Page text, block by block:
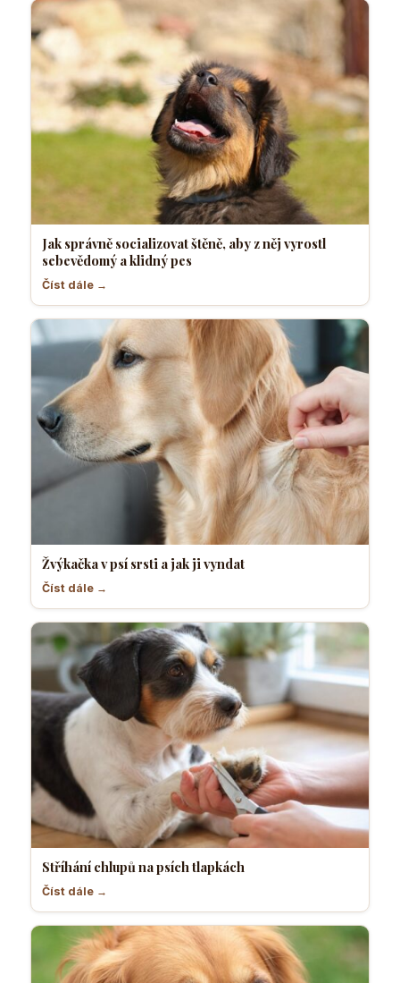
Jak správně socializovat štěně, aby z něj vyrostl
sebevědomý a klidný pes
Číst dále →
Žvýkačka v psí srsti a jak ji vyndat
Číst dále →
Stříhání chlupů na psích tlapkách
Číst dále →